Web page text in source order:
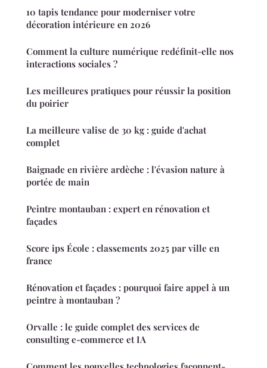
10 tapis tendance pour moderniser votre
décoration intérieure en 2026
Comment la culture numérique redéfinit-elle nos
interactions sociales ?
Les meilleures pratiques pour réussir la position
du poirier
La meilleure valise de 30 kg : guide d'achat
complet
Baignade en rivière ardèche : l'évasion nature à
portée de main
Peintre montauban : expert en rénovation et
façades
Score ips École : classements 2025 par ville en
france
Rénovation et façades : pourquoi faire appel à un
peintre à montauban ?
Orvalle : le guide complet des services de
consulting e-commerce et IA